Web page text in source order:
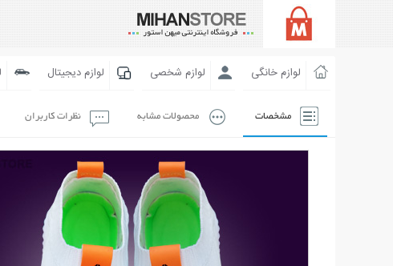
لوازم خانگی لوازم شخصی لوازم دیجیتال
مشخصات محصولات مشابه نظرات کاربران